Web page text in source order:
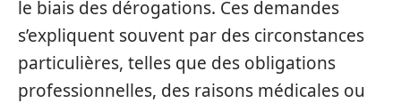
le biais des dérogations. Ces demandes
s’expliquent souvent par des circonstances
particulières, telles que des obligations
professionnelles, des raisons médicales ou